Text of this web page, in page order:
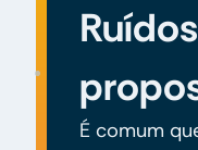
É comum